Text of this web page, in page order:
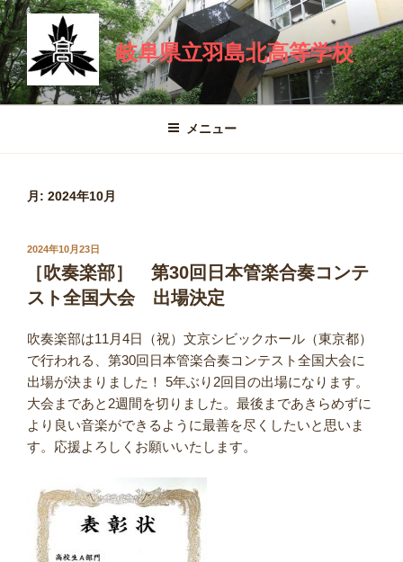
コ
ン
テ
ン
ツ
岐阜県立羽島北高等学校
メニュー
月: 2024年10月
投
日:
2024年10月23日
［吹奏楽部］ 第30回日本管楽合奏コンテ
スト全国大会 出場決定
吹奏楽部は11月4日（祝）文京シビックホール（東京都）
で行われる、第30回日本管楽合奏コンテスト全国大会に
出場が決まりました！ 5年ぶり2回目の出場になります。
大会まであと2週間を切りました。最後まであきらめずに
より良い音楽ができるように最善を尽くしたいと思いま
す。応援よろしくお願いいたします。